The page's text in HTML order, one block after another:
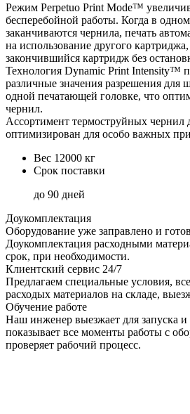
Режим Perpetuo Print Mode™
бесперебойной работы. Когда в
заканчиваются чернила, печать
на использование другого
закончившийся картридж без
Технология Dynamic Print Intensity™
различные значения разрешения для
одной печатающей головке, что
чернил.
Ассортимент термоструйных чернил
оптимизирован для особо важных
Вес 12000 кг
Срок поставки
до 90 дней
Доукомплектация
Оборудование уже заправлено и
Доукомплектация расходными
срок, при необходимости.
Клиентский сервис 24/7
Предлагаем специальные условия,
расходых материалов на складе,
Обучение работе
Наш инженер выезжает для запуска и
показывает все моменты работы с
проверяет рабочий процесс.